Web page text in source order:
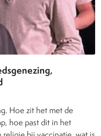
Hoe zit het met de
hoe past dit in het